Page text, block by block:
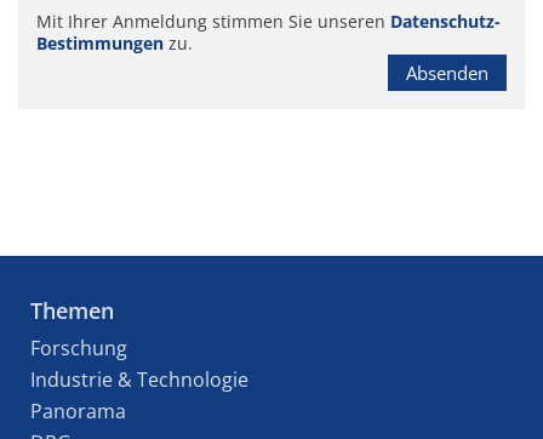
Mit Ihrer Anmeldung stimmen Sie unseren Datenschutz-
Bestimmungen zu.
Absenden
Themen
Forschung
Industrie & Technologie
Panorama